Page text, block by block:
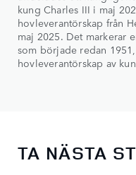
kung Charles III i maj
hovleverantörskap från
maj 2025. Det markerar
som började redan
hovleverantörskap av
TA NÄSTA